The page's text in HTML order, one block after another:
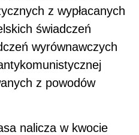
z wypłacanych
świadczeń
wyrównawczych
z powodów
nalicza w kwocie